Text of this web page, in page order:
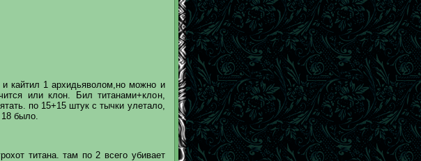
кайтил 1 архидьяволом,но можно и
или клон. Бил титанами+клон,
по 15+15 штук с тычки улетало,
18 было.
титана. там по 2 всего убивает